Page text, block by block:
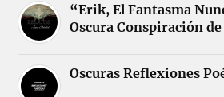
“Erik, El Fantasma
Oscura Conspiración
Oscuras Reflexiones